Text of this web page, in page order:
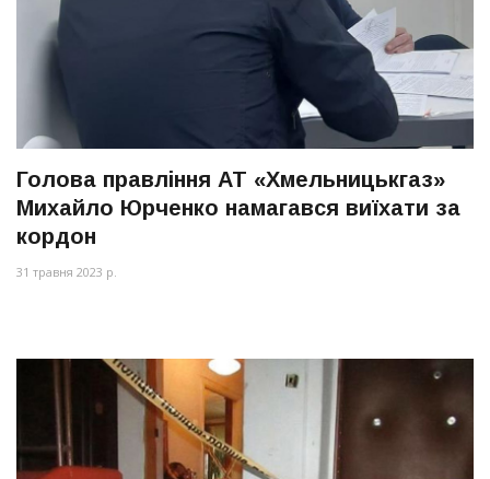
Голова правління АТ «Хмельницькгаз»
Михайло Юрченко намагався виїхати за
кордон
31 травня 2023 р.